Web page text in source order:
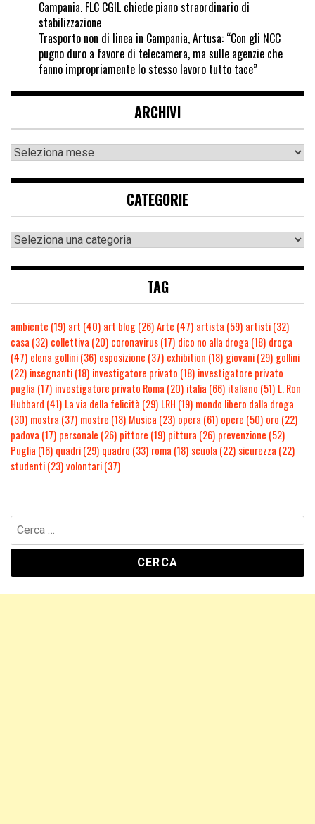
Campania. FLC CGIL chiede piano straordinario di
stabilizzazione
Trasporto non di linea in Campania, Artusa: “Con gli NCC
pugno duro a favore di telecamera, ma sulle agenzie che
fanno impropriamente lo stesso lavoro tutto tace”
ARCHIVI
CATEGORIE
TAG
ambiente (19) art (40) art blog(26)Arte (47) artista (59) artisti(32)
casa (32) collettiva (20) coronavirus(17) dico no alla droga (18) droga
(47) elena gollini(36) esposizione (37) exhibition (18) giovani(29) gollini
(22) insegnanti(18) investigatore privato (18) investigatore privato
puglia (17) investigatore privato Roma (20) italia (66) italiano (51) L. Ron
Hubbard (41) La via della felicità (29) LRH (19) mondo libero dalla droga
(30) mostra (37) mostre (18) Musica (23) opera (61) opere (50) oro (22)
padova (17) personale (26) pittore (19) pittura (26) prevenzione (52)
Puglia (16) quadri(29) quadro (33) roma (18) scuola (22) sicurezza (22)
studenti(23)volontari(37)